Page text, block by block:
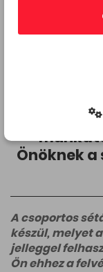
belül nem
előtti
Önöknek
A csoportos
készül, melyet
jelleggel
Ön ehhez a